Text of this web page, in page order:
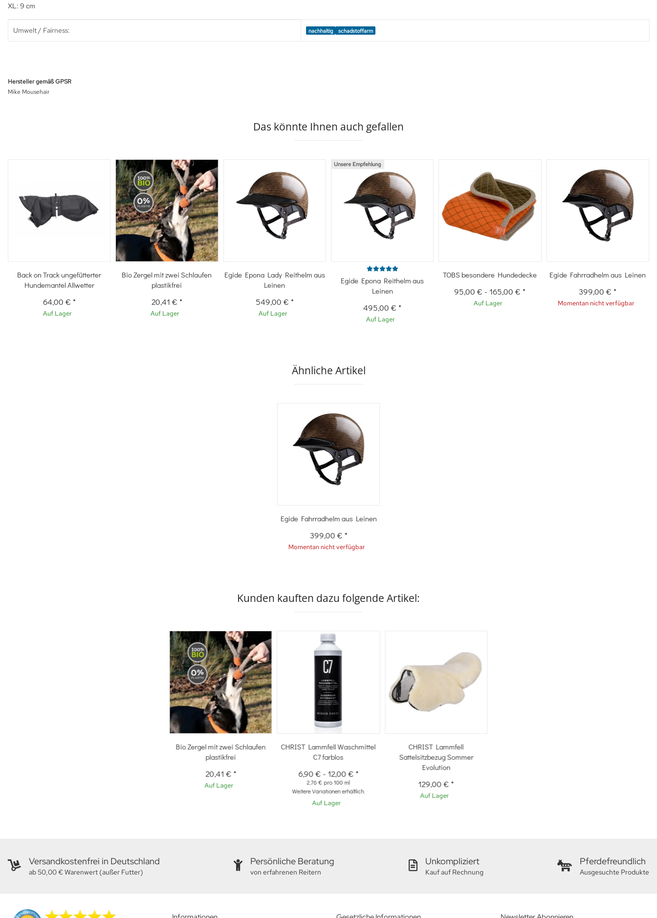
XL: 9 cm
Produkteigenschaft
Wert
Umwelt / Fairness: nachhaltig schadstoffarm
Hersteller gemäß GPSR
Mike Mousehair
Das könnte Ihnen auch gefallen
Back on Track ungefütterter
Hundemantel Allwetter
64,00 € *
Auf Lager
Bio Zergel mit zwei Schlaufen
plastikfrei
20,41 € *
Auf Lager
Egide Epona Lady Reithelm aus
Leinen
549,00 € *
Auf Lager
Unsere Empfehlung
Egide Epona Reithelm aus
Leinen
495,00 €*
Auf Lager
TOBS besondere Hundedecke
95,00 € - 165,00 €*
Auf Lager
Egide Fahrradhelm aus Leinen
399,00 €*
Momentan nicht verfügbar
Ähnliche Artikel
Egide Fahrradhelm aus Leinen
399,00 € *
Momentan nicht verfügbar
Kunden kauften dazu folgende Artikel:
Bio Zergel mit zwei Schlaufen
plastikfrei
20,41 € *
Auf Lager
CHRIST Lammfell Waschmittel
C7 farblos
6,90 € - 12,00 € *
2,76 € pro 100 ml
Weitere Variationen erhältlich.
Auf Lager
CHRIST Lammfell
Sattelsitzbezug Sommer
Evolution
129,00 € *
Auf Lager
Versandkostenfrei in Deutschland
ab 50,00 € Warenwert (außer Futter)
Persönliche Beratung
von erfahrenen Reitern
Unkompliziert
Kauf auf Rechnung
Pferdefreundlich
Ausgesuchte Produkte